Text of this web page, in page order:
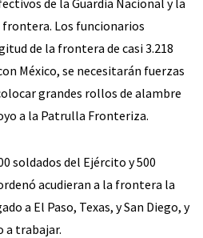
frontera. Los funcionarios
de la frontera de casi 3.218
México, se necesitarán fuerzas
grandes rollos de alambre
a la Patrulla Fronteriza.
soldados del Ejército y 500
acudieran a la frontera la
a El Paso, Texas, y San Diego, y
a trabajar.